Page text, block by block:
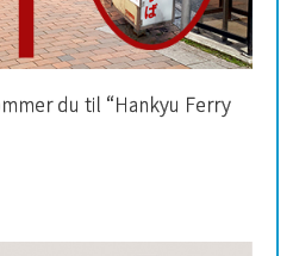
du til “Hankyu Ferry